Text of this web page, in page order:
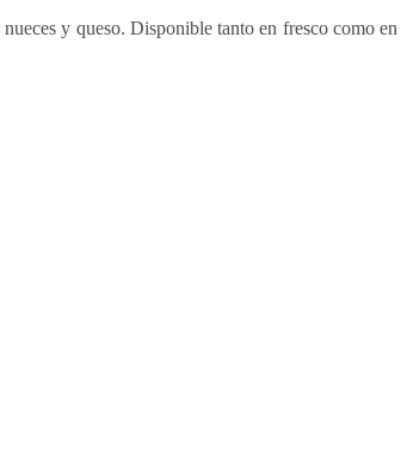
y queso. Disponible tanto en fresco como en